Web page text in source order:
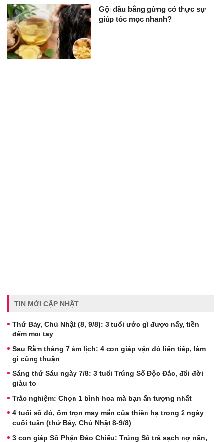
Gội đầu bằng gừng có thực sự
giúp tóc mọc nhanh?
TIN MỚI CẬP NHẬT
Thứ Bảy, Chủ Nhật (8, 9/8): 3 tuổi ước gì được nấy, tiền
đếm mỏi tay
Sau Rằm tháng 7 âm lịch: 4 con giáp vận đỏ liên tiếp, làm
gì cũng thuận
Sáng thứ Sáu ngày 7/8: 3 tuổi Trúng Số Độc Đắc, đổi đời
giàu to
Trắc nghiệm: Chọn 1 bình hoa mà bạn ấn tượng nhất
4 tuổi số đỏ, ôm trọn may mắn của thiên hạ trong 2 ngày
cuối tuần (thứ Bảy, Chủ Nhật 8-9/8)
3 con giáp Số Phận Đảo Chiều: Trúng Số trả sạch nợ nần,